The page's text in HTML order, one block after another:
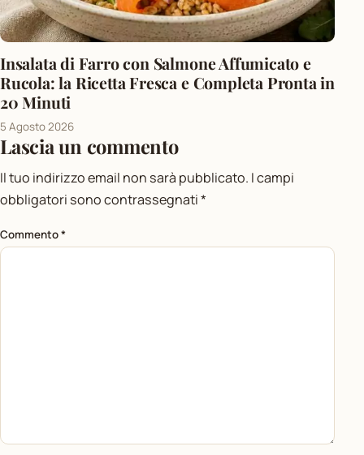
Insalata di Farro con Salmone Affumicato e
Rucola: la Ricetta Fresca e Completa Pronta in
20 Minuti
5 Agosto 2026
Lascia un commento
Il tuo indirizzo email non sarà pubblicato. I campi
obbligatori sono contrassegnati*
Commento*